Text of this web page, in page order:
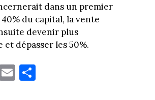
dans un premier
du capital, la vente
devenir plus
dépasser les 50%.
E
m
Pa